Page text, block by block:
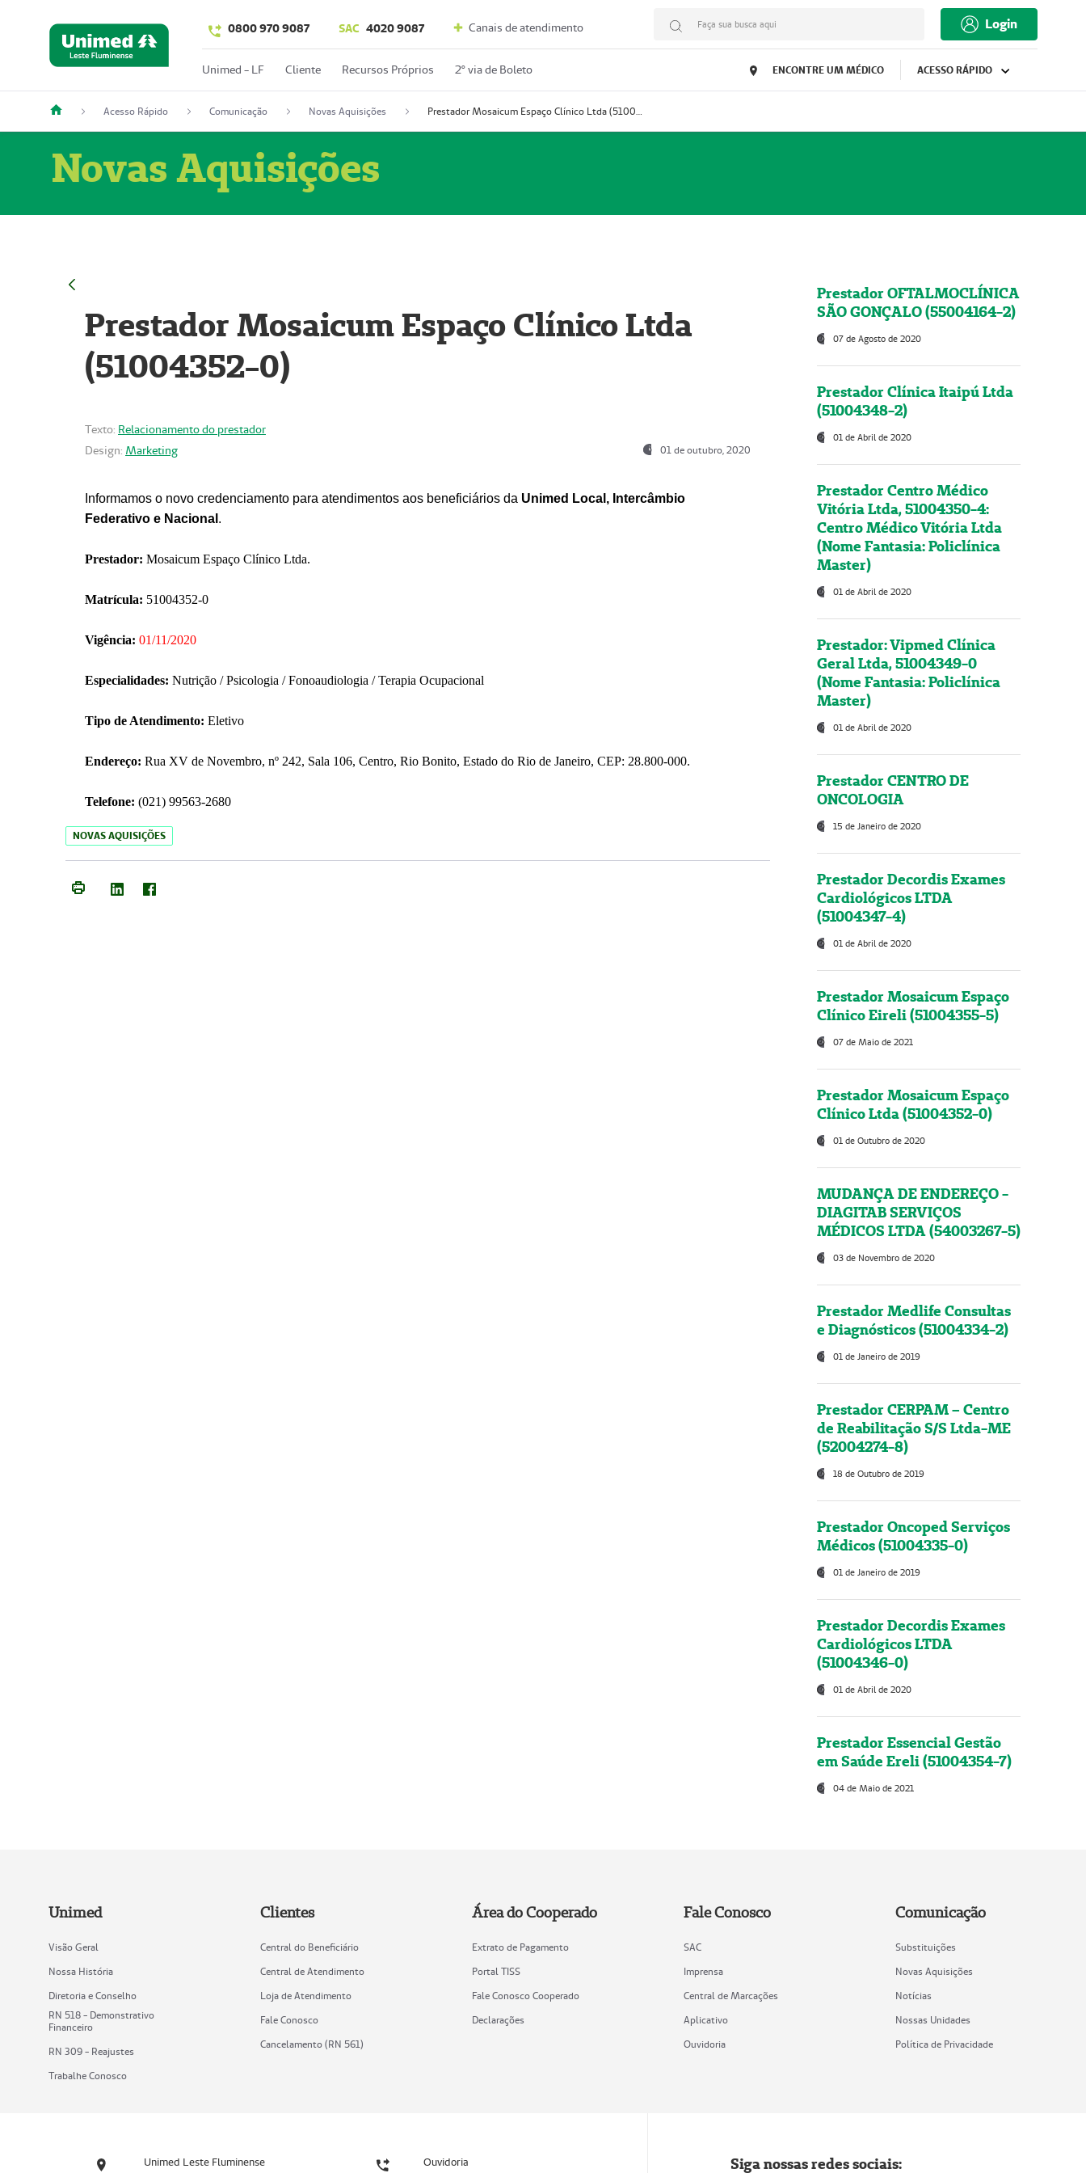
0800 970 9087 SAC 4020 9087 Canais de atendimento Faça sua busca aqui Login
Unimed - LF Cliente Recursos Próprios 2º via de Boleto ENCONTRE UM MÉDICO ACESSO RÁPIDO
Acesso Rápido Comunicação Novas Aquisições Prestador Mosaicum Espaço Clínico Ltda (51004352-0)
Novas Aquisições
Prestador Mosaicum Espaço Clínico Ltda
(51004352-0)
Texto: Relacionamento do prestador
Design: Marketing 01 de outubro, 2020
Informamos o novo credenciamento para atendimentos aos beneficiários da Unimed Local, Intercâmbio
Federativo e Nacional .
Prestador: Mosaicum Espaço Clínico Ltda.
Matrícula: 51004352-0
Vigência: 01/11/2020
Especialidades: Nutrição / Psicologia / Fonoaudiologia / Terapia Ocupacional
Tipo de Atendimento: Eletivo
Endereço: Rua XV de Novembro, nº 242, Sala 106, Centro, Rio Bonito, Estado do Rio de Janeiro, CEP: 28.800-000.
Telefone: (021) 99563-2680
NOVAS AQUISIÇÕES
Prestador OFTALMOCLÍNICA
SÃO GONÇALO (55004164-2)
07 de Agosto de 2020
Prestador Clínica Itaipú Ltda
(51004348-2)
01 de Abril de 2020
Prestador Centro Médico
Vitória Ltda, 51004350-4:
Centro Médico Vitória Ltda
(Nome Fantasia: Policlínica
Master)
01 de Abril de 2020
Prestador: Vipmed Clínica
Geral Ltda, 51004349-0
(Nome Fantasia: Policlínica
Master)
01 de Abril de 2020
Prestador CENTRO DE
ONCOLOGIA
15 de Janeiro de 2020
Prestador Decordis Exames
Cardiológicos LTDA
(51004347-4)
01 de Abril de 2020
Prestador Mosaicum Espaço
Clínico Eireli (51004355-5)
07 de Maio de 2021
Prestador Mosaicum Espaço
Clínico Ltda (51004352-0)
01 de Outubro de 2020
MUDANÇA DE ENDEREÇO -
DIAGITAB SERVIÇOS
MÉDICOS LTDA (54003267-5)
03 de Novembro de 2020
Prestador Medlife Consultas
e Diagnósticos (51004334-2)
01 de Janeiro de 2019
Prestador CERPAM – Centro
de Reabilitação S/S Ltda-ME
(52004274-8)
18 de Outubro de 2019
Prestador Oncoped Serviços
Médicos (51004335-0)
01 de Janeiro de 2019
Prestador Decordis Exames
Cardiológicos LTDA
(51004346-0)
01 de Abril de 2020
Prestador Essencial Gestão
em Saúde Ereli (51004354-7)
04 de Maio de 2021
Unimed
Visão Geral
Nossa História
Diretoria e Conselho
RN 518 - Demonstrativo
Financeiro
RN 309 - Reajustes
Trabalhe Conosco
Clientes
Central do Beneficiário
Central de Atendimento
Loja de Atendimento
Fale Conosco
Cancelamento (RN 561)
Área do Cooperado
Extrato de Pagamento
Portal TISS
Fale Conosco Cooperado
Declarações
Fale Conosco
SAC
Imprensa
Central de Marcações
Aplicativo
Ouvidoria
Comunicação
Substituições
Novas Aquisições
Notícias
Nossas Unidades
Política de Privacidade
Unimed Leste Fluminense Ouvidoria Siga nossas redes sociais: